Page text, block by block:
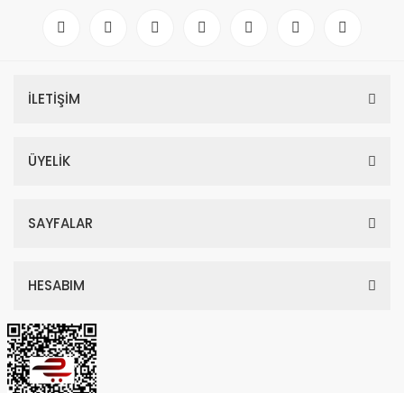
İLETİŞİM
ÜYELİK
SAYFALAR
HESABIM